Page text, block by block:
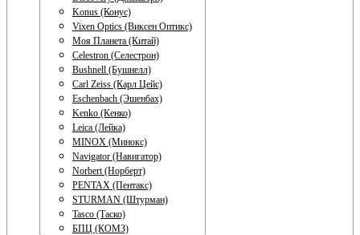
Konus (Конус)
Vixen Optics (Виксен Оптикс)
Моя Планета (Китай)
Celestron (Селестрон)
Bushnell (Бушнелл)
Carl Zeiss (Карл Цейс)
Eschenbach (Эшенбах)
Kenko (Кенко)
Leica (Лейка)
MINOX (Минокс)
Navigator (Навигатор)
Norbert (Норберт)
PENTAX (Пентакс)
STURMAN (Штурман)
Tasco (Таско)
БПЦ (КОМЗ)